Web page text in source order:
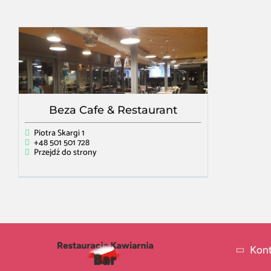
Beza Cafe & Restaurant
Piotra Skargi 1
+48 501 501 728
Przejdź do strony